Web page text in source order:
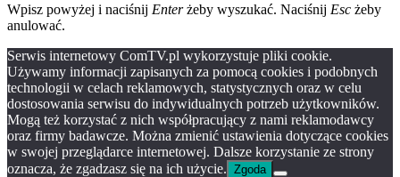
Wpisz powyżej i naciśnij Enterżeby wyszukać. Naciśnij Esc żeby
anulować.
Serwis internetowy ComTV.pl wykorzystuje pliki cookie.
Używamy informacji zapisanych za pomocą cookies i podobnych
technologii w celach reklamowych, statystycznych oraz w celu
dostosowania serwisu do indywidualnych potrzeb użytkowników.
Mogą też korzystać z nich współpracujący z nami reklamodawcy
oraz firmy badawcze. Można zmienić ustawienia dotyczące cookies
w swojej przeglądarce internetowej. Dalsze korzystanie ze strony
oznacza, że zgadzasz się na ich użycie. Zgoda